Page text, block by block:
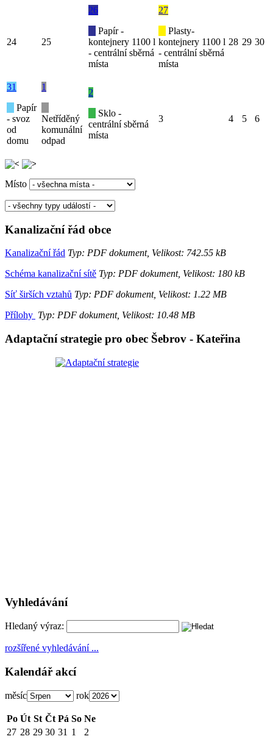
24 25
26
Papír -
kontejnery 1100 l
- centrální sběrná
místa
27
Plasty-
kontejnery 1100 l
- centrální sběrná
místa
28 29 30
31
Papír
- svoz
od
domu
1
Netříděný
komunální
odpad
2
Sklo -
centrální sběrná
místa
3 4 5 6
Místo
Kanalizační řád obce
Kanalizační řád Typ: PDF dokument, Velikost: 742.55 kB
Schéma kanalizační sítě Typ: PDF dokument, Velikost: 180 kB
Síť širších vztahů Typ: PDF dokument, Velikost: 1.22 MB
Přílohy Typ: PDF dokument, Velikost: 10.48 MB
Adaptační strategie pro obec Šebrov - Kateřina
Vyhledávání
Hledaný výraz:
rozšířené vyhledávání ...
Kalendář akcí
měsíc rok
Po Út St Čt Pá So Ne
27 28 29 30 31 1
2